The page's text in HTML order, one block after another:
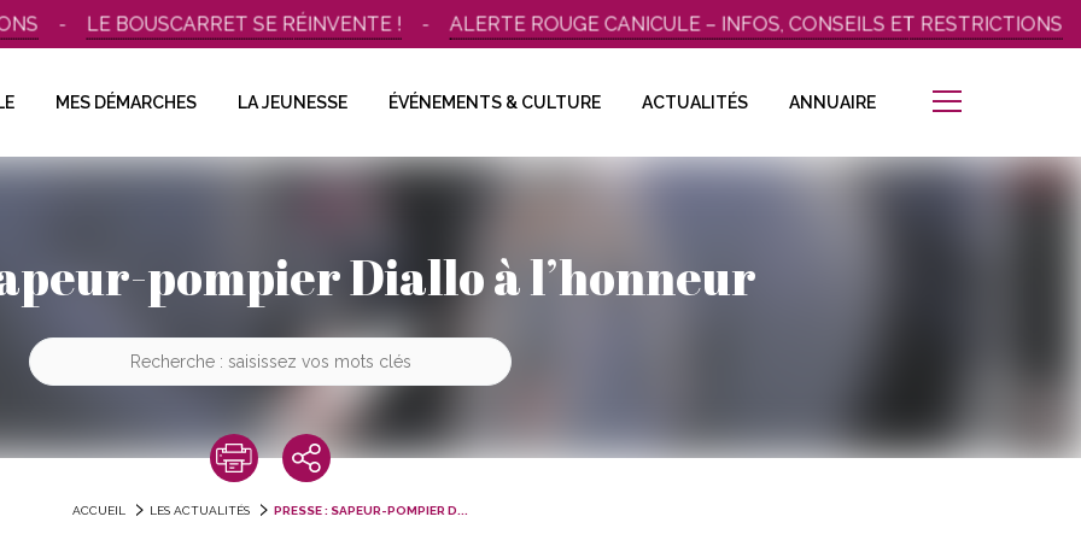
LE BOUSCARRET SE RÉINVENTE ! ALERTE ROUGE CANICULE – INFOS, CONSEILS ET RESTRICTIONS
MES DÉMARCHES LA JEUNESSE ÉVÉNEMENTS & CULTURE ACTUALITÉS ANNUAIRE
pompier Diallo à l’honneur
ACCUEIL LES ACTUALITÉS PRESSE : SAPEUR-POMPIER D...